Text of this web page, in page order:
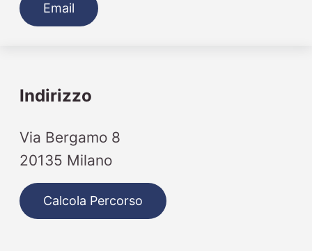
Email
Indirizzo
Via Bergamo 8
20135 Milano
Calcola Percorso